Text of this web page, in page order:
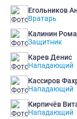
Егольников
Вратарь
Калинин
Защитник
Карев Денис
Нападающий
Кассиров
Нападающий
Кирпичёв
Нападающий